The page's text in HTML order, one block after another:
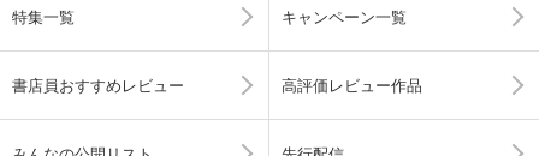
特集一覧 キャンペーン一覧
書店員おすすめレビュー 高評価レビュー作品